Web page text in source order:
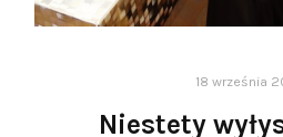
18 września
Niestety